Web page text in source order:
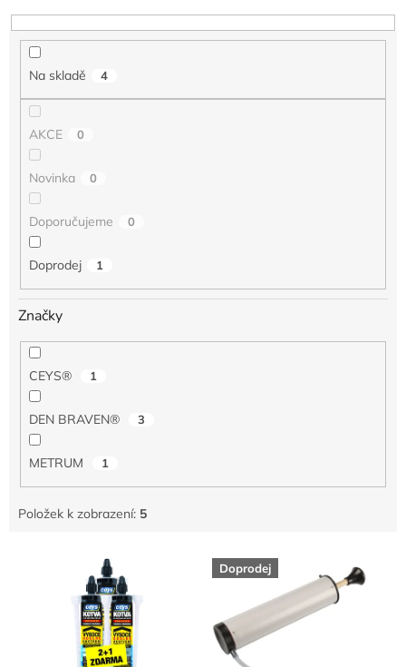
u
Na skladě 4
AKCE 0
Novinka 0
Doporučujeme 0
Doprodej 1
Značky
CEYS® 1
DEN BRAVEN® 3
METRUM 1
Položek k zobrazení: 5
Doprodej